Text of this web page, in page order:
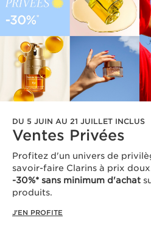
DU 5 JUIN AU 21 JUILLET INCLUS
Ventes Privées
Profitez d'un univers de
savoir-faire Clarins à prix
-30%* sans minimum d'achat
produits.
J'EN PROFITE